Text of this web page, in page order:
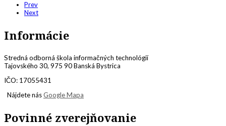
Prev
Next
Informácie
Stredná odborná škola informačných technológií
Tajovského 30, 975 90 Banská Bystrica
IČO: 17055431
Nájdete násGoogle Mapa
Povinné zverejňovanie